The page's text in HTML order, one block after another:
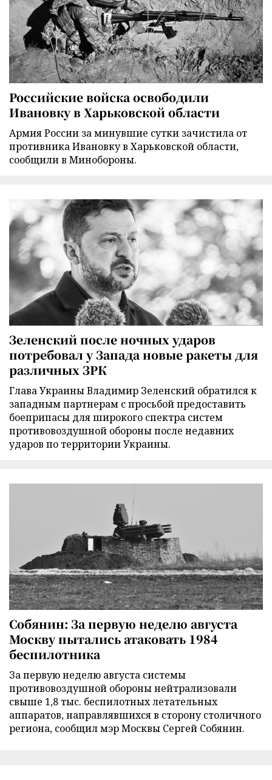
Российские войска освободили
Ивановку в Харьковской области
Армия России за минувшие сутки зачистила от
противника Ивановку в Харьковской области,
сообщили в Минобороны.
Зеленский после ночных ударов
потребовал у Запада новые ракеты для
различных ЗРК
Глава Украины Владимир Зеленский обратился к
западным партнерам с просьбой предоставить
боеприпасы для широкого спектра систем
противовоздушной обороны после недавних
ударов по территории Украины.
Собянин: За первую неделю августа
Москву пытались атаковать 1984
беспилотника
За первую неделю августа системы
противовоздушной обороны нейтрализовали
свыше 1,8 тыс. беспилотных летательных
аппаратов, направлявшихся в сторону столичного
региона, сообщил мэр Москвы Сергей Собянин.